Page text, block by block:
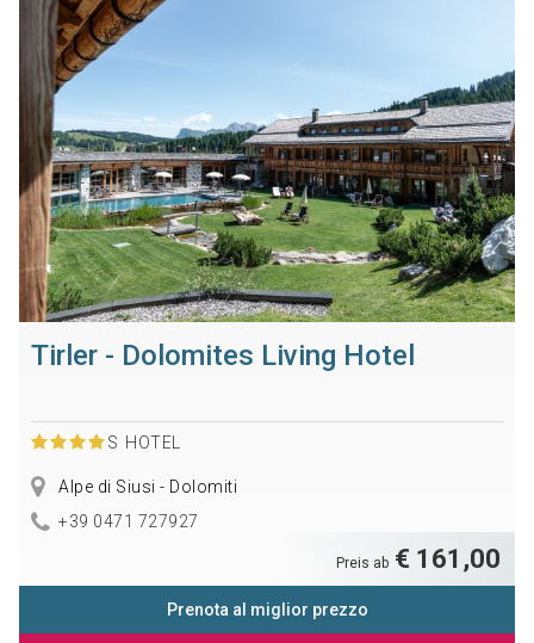
Tirler - Dolomites Living Hotel
S HOTEL
Alpe di Siusi - Dolomiti
+39 0471 727927
Preis ab € 161,00
Prenota al miglior prezzo